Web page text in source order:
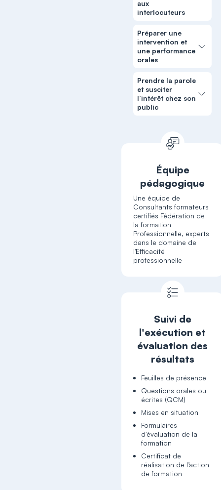
aux
interlocuteurs
Préparer une
intervention et
une performance
orales
Prendre la parole
et susciter
l’intérêt chez son
public
Équipe
pédagogique
Une équipe de
Consultants formateurs
certifiés Fédération de
la formation
Professionnelle, experts
dans le domaine de
l'Efficacité
professionnelle
Suivi de
l'exécution et
évaluation des
résultats
Feuilles de présence
Questions orales ou
écrites (QCM)
Mises en situation
Formulaires
d'évaluation de la
formation
Certificat de
réalisation de l’action
de formation